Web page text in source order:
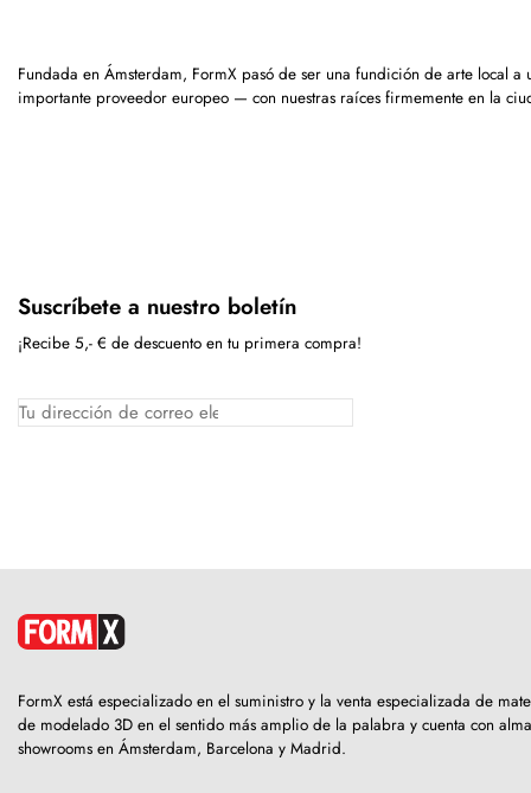
Fundada en Ámsterdam, FormX pasó de ser una fundición de arte local a
importante proveedor europeo — con nuestras raíces firmemente en la
Suscríbete a nuestro boletín
¡Recibe 5,- € de descuento en tu primera compra!
FormX está especializado en el suministro y la venta especializada de
de modelado 3D en el sentido más amplio de la palabra y cuenta con
showrooms en Ámsterdam, Barcelona y Madrid.